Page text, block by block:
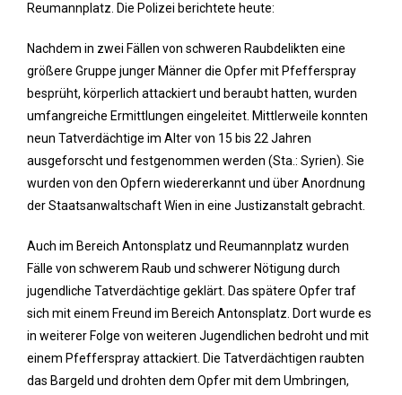
Reumannplatz. Die Polizei berichtete heute:
Nachdem in zwei Fällen von schweren Raubdelikten eine
größere Gruppe junger Männer die Opfer mit Pfefferspray
besprüht, körperlich attackiert und beraubt hatten, wurden
umfangreiche Ermittlungen eingeleitet. Mittlerweile konnten
neun Tatverdächtige im Alter von 15 bis 22 Jahren
ausgeforscht und festgenommen werden (Sta.: Syrien). Sie
wurden von den Opfern wiedererkannt und über Anordnung
der Staatsanwaltschaft Wien in eine Justizanstalt gebracht.
Auch im Bereich Antonsplatz und Reumannplatz wurden
Fälle von schwerem Raub und schwerer Nötigung durch
jugendliche Tatverdächtige geklärt. Das spätere Opfer traf
sich mit einem Freund im Bereich Antonsplatz. Dort wurde es
in weiterer Folge von weiteren Jugendlichen bedroht und mit
einem Pfefferspray attackiert. Die Tatverdächtigen raubten
das Bargeld und drohten dem Opfer mit dem Umbringen,